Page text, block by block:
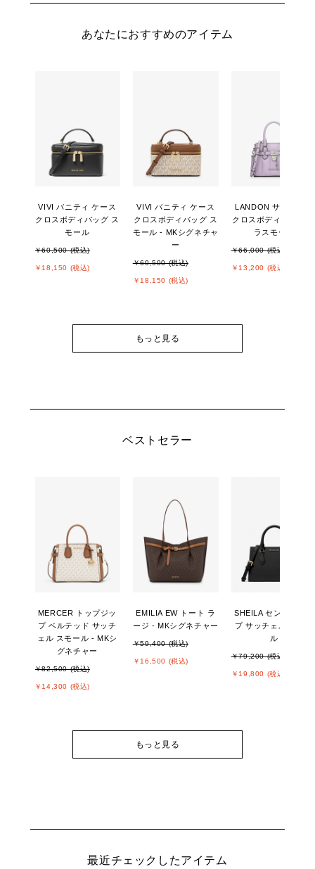
あなたにおすすめのアイテム
VIVI バニティ ケース
クロスボディバッグ ス
モール
￥60,500 (税込)
￥18,150 (税込)
VIVI バニティ ケース
クロスボディバッグ ス
モール - MKシグネチャ
ー
￥60,500 (税込)
￥18,150 (税込)
LANDON サッチェル
クロスボディ エクス
ラスモール
￥66,000 (税込)
￥13,200 (税込)
もっと見る
ベストセラー
MERCER トップジッ
プ ベルテッド サッチ
ェル スモール - MKシ
グネチャー
￥82,500 (税込)
￥14,300 (税込)
EMILIA EW トート ラ
ージ - MKシグネチャー
￥59,400 (税込)
￥16,500 (税込)
SHEILA センタージッ
プ サッチェル スモー
ル
￥79,200 (税込)
￥19,800 (税込)
もっと見る
最近チェックしたアイテム